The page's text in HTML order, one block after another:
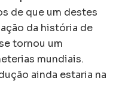
de que um destes
da história de
tornou um
mundiais.
ainda estaria na